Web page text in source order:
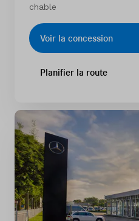
chable
Voir la concession
Planifier la route